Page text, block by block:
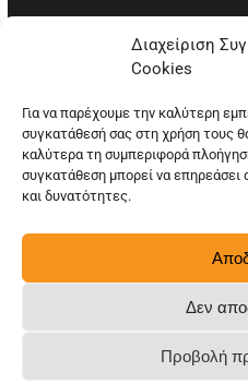
Διαχείριση
Cookies
Για να παρέχουμε την καλύτερη
συγκατάθεσή σας στη χρήση τους
καλύτερα τη συμπεριφορά
συγκατάθεση μπορεί να επηρεάσει
και δυνατότητες.
Δεν
Προβολή
© Copyright: Ethos Media S.A.